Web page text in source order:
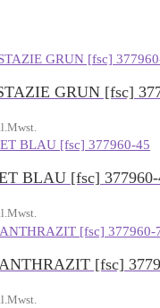
GRUN [fsc]
BLAU [fsc]
[fsc]